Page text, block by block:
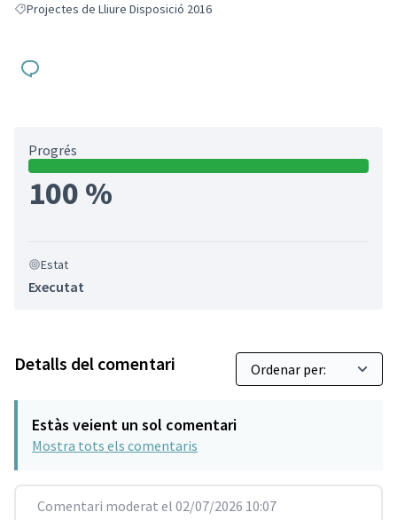
Resultats en filtrar per: Projectes de Lliure Disposició 2016
Projectes de Lliure Disposició 2016
Progrés
100 %
Estat
Executat
Detalls del comentari
Estàs veient un sol comentari
Mostra tots els comentaris
Comentari moderat el 02/07/2026 10:07